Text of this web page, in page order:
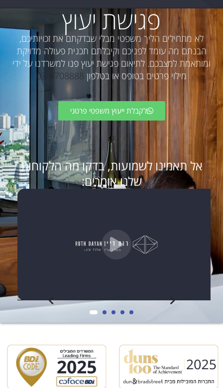
פגישת יעוץ
לא מתחילים הליך משפטי מבלי שבדקתם את זכויותיכם,
הבנתם מה עומד לפניכם וקיבלתם תכנית פעולה מדויקת
ומותאמת למצבכם. לתיאום פגישת יעוץ פנו למשרדנו על ידי
מילוי פרטים בטופס או בטלפון 03-6708888
לקבלת ייעוץ משפטי פרטני
אל תאמינו לשמועות, בדקו מה הלקוחות
שלנו אומרים: